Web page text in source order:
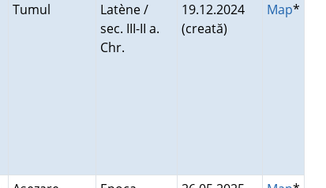
Tumul
Latène /
sec. III-II a.
Chr.
19.12.2024
(creată)
Map*